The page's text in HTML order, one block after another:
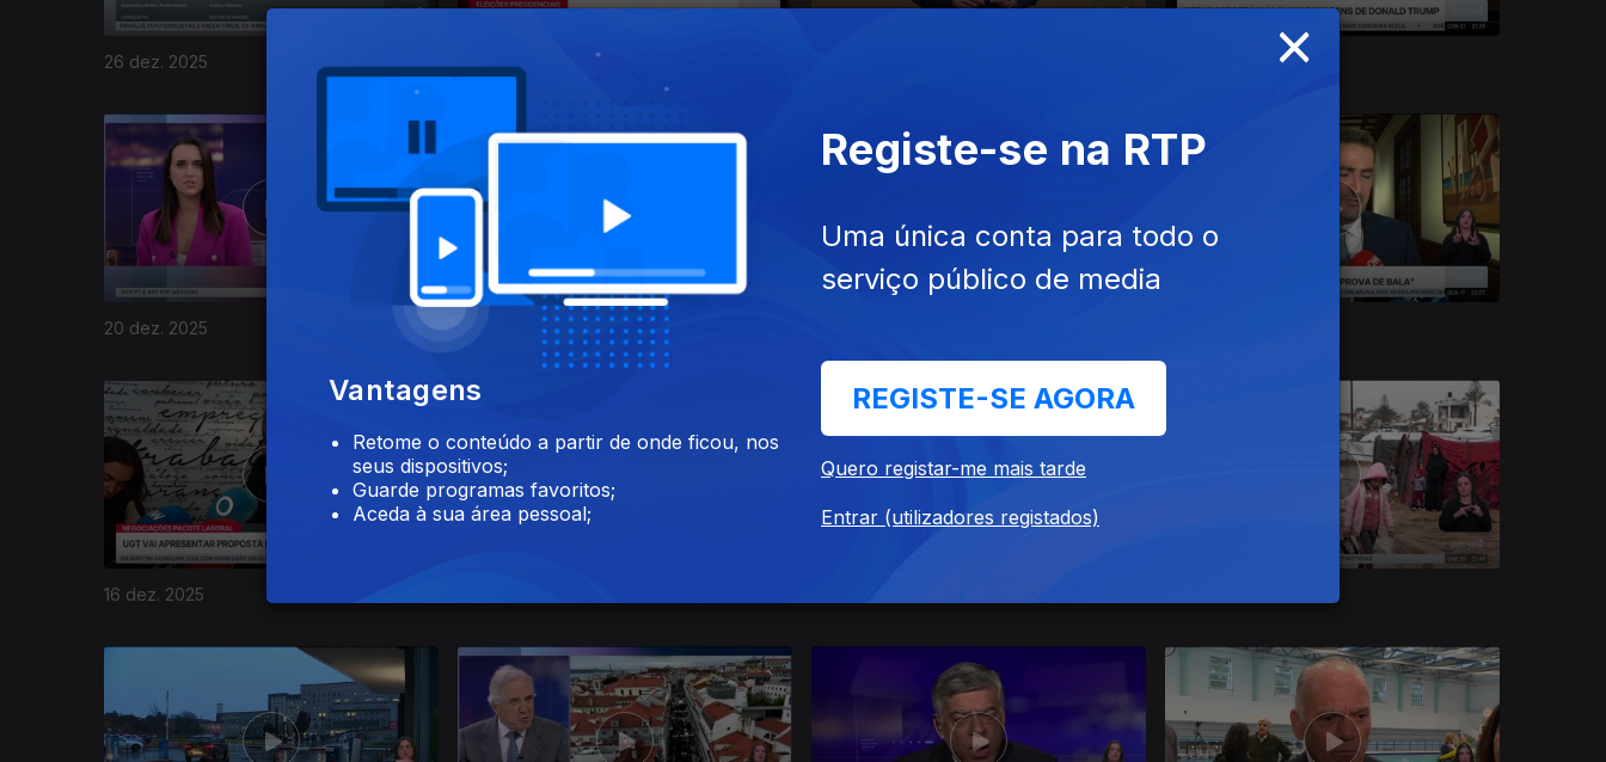
26 dez. 2025
20 dez. 2025 19 dez. 2025
896774
16 dez. 2025
×
Vantagens
Retome o conteúdo a partir de onde ficou, nos
seus dispositivos;
Guarde programas favoritos;
Aceda à sua área pessoal;
Registe-se na RTP
Uma única conta para todo o
serviço público de media
REGISTE-SE AGORA
Quero registar-me mais tarde
Entrar (utilizadores registados)